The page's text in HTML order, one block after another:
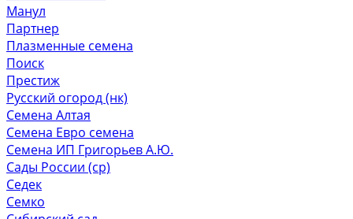
Манул
Партнер
Плазменные семена
Поиск
Престиж
Русский огород (нк)
Семена Алтая
Семена Евро семена
Семена ИП Григорьев А.Ю.
Сады России (ср)
Седек
Семко